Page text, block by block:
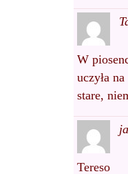
W
uczyła
stare,
Tereso